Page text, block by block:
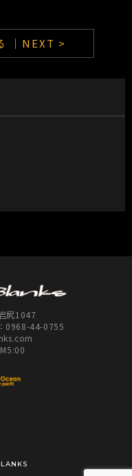
｜NEXT >
尻1047
0968-44-0755